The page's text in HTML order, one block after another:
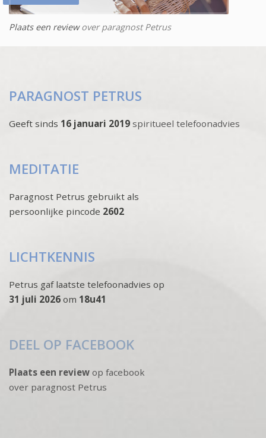
Plaats een reviewover paragnost Petrus
PARAGNOST PETRUS
Geeft sinds 16 januari 2019 spiritueel telefoonadvies
MEDITATIE
Paragnost Petrus gebruikt als
persoonlijke pincode 2602
LICHTKENNIS
Petrus gaf laatste telefoonadvies op
31 juli 2026 om 18u41
DEEL OP FACEBOOK
Plaats een review op facebook
over paragnost Petrus